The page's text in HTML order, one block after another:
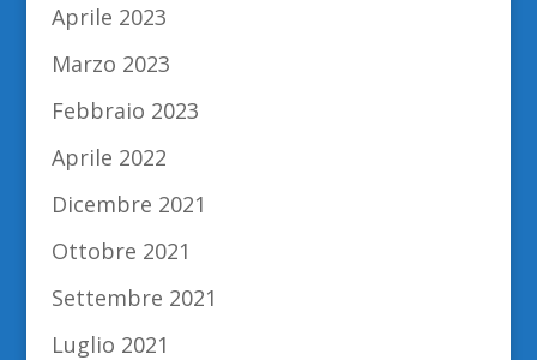
Aprile 2023
Marzo 2023
Febbraio 2023
Aprile 2022
Dicembre 2021
Ottobre 2021
Settembre 2021
Luglio 2021